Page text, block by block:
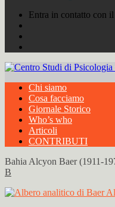
Entra in contatto con
Chi siamo
Cosa facciamo
Giornale Storico
Who’s who
Articoli
CONTRIBUTI
Bahia Alcyon Baer (1911-
B